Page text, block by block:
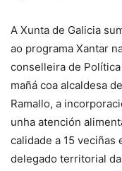
A Xunta de Galicia
ao programa Xantar
conselleira de
mañá coa alcaldesa
Ramallo, a
unha atención
calidade a 15 veciñas
delegado territorial